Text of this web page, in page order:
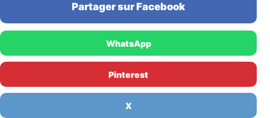
Partager sur Facebook
WhatsApp
Pinterest
X